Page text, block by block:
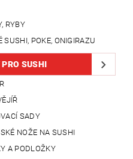
RYBY
SUSHI, POKE, ONIGIRAZU
PRO SUSHI
SADY
NOŽE NA SUSHI
A PODLOŽKY